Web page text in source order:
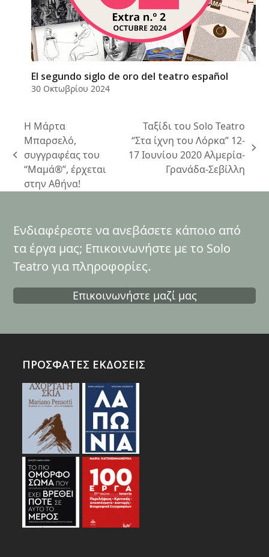
El segundo siglo de oro del teatro español
30 Οκτωβρίου 2024
previous
post:
Η Μάρτα
Μπαρσελό,
συγγραφέας του
“Μαμά®”, έρχεται
στην Αθήνα!
next
Ταξίδι του Solo Teatro
“Στα ίχνη του Λόρκα” 12-
17 Ιουνίου 2020 Αλμερία-
Γρανάδα-Σεβίλλη
Ενδιαφέρεστε να ανεβάσετε κάποιο από
τα έργα μας; Επικοινωνήστε με το Solo
Teatro για πληροφορίες.
Επικοινωνήστε μαζί μας
ΠΡΟΣΦΑΤΕΣ ΕΚΔΟΣΕΙΣ